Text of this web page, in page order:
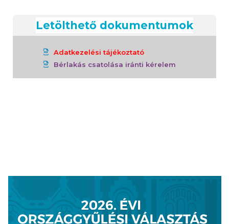
Letölthető dokumentumok
Adatkezelési tájékoztató
Bérlakás csatolása iránti kérelem